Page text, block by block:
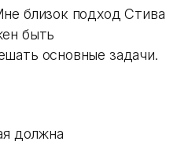
близок подход Стива
быть
основные задачи.
должна